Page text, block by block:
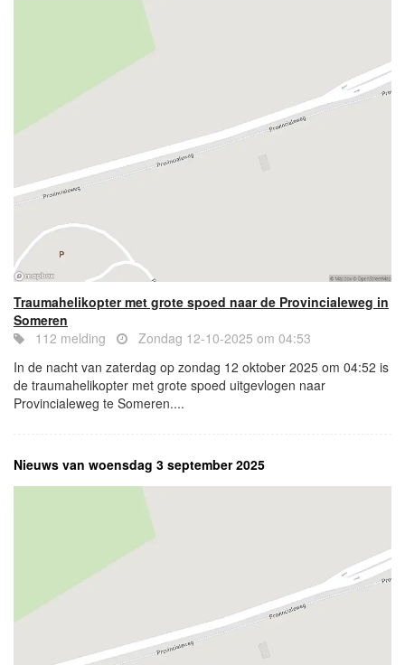
Traumahelikopter met grote spoed naar de Provincialeweg in
Someren
112 melding
Zondag 12-10-2025 om 04:53
In de nacht van zaterdag op zondag 12 oktober 2025 om 04:52 is
de traumahelikopter met grote spoed uitgevlogen naar
Provincialeweg te Someren....
Nieuws van woensdag 3 september 2025